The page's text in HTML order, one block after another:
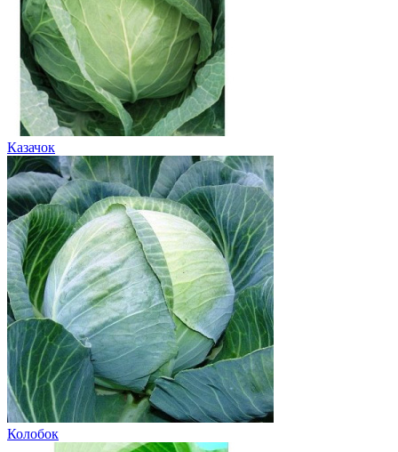
Казачок
Колобок